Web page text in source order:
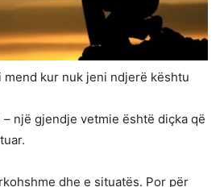
mend kur nuk jeni ndjerë kështu
një gjendje vetmie është diçka që
dhe e situatës. Por për